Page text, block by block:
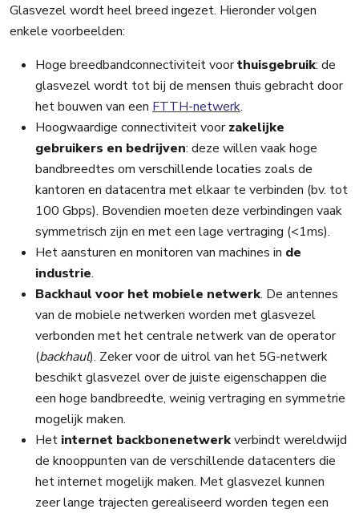
Glasvezel wordt heel breed ingezet. Hieronder volgen
enkele voorbeelden:
Hoge breedbandconnectiviteit voorthuisgebruik: de
glasvezel wordt tot bij de mensen thuis gebracht door
het bouwen van een FTTH-netwerk.
Hoogwaardige connectiviteit voorzakelijke
gebruikers en bedrijven: deze willen vaak hoge
bandbreedtes om verschillende locaties zoals de
kantoren en datacentra met elkaar te verbinden (bv. tot
100 Gbps). Bovendien moeten deze verbindingen vaak
symmetrisch zijn en met een lage vertraging (<1ms).
Het aansturen en monitoren van machines in de
industrie.
Backhaul voor het mobiele netwerk. De antennes
van de mobiele netwerken worden met glasvezel
verbonden met het centrale netwerk van de operator
(backhaul). Zeker voor de uitrol van het 5G-netwerk
beschikt glasvezel over de juiste eigenschappen die
een hoge bandbreedte, weinig vertraging en symmetrie
mogelijk maken.
Het internet backbonenetwerkverbindt wereldwijd
de knooppunten van de verschillende datacenters die
het internet mogelijk maken. Met glasvezel kunnen
zeer lange trajecten gerealiseerd worden tegen een